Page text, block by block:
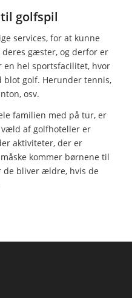
golfspil
services, for at kunne
gæster, og derfor er
hel sportsfacilitet, hvor
blot golf. Herunder tennis,
osv.
familien med på tur, er
af golfhoteller er
aktiviteter, der er
kommer børnene til
de bliver ældre, hvis de